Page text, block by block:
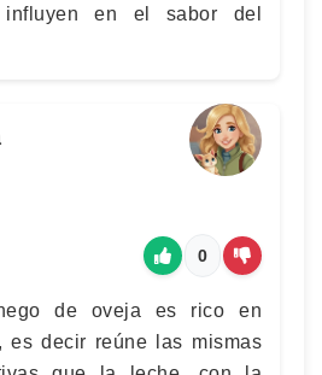
influyen en el sabor del
0
de oveja es rico en
es decir reúne las mismas